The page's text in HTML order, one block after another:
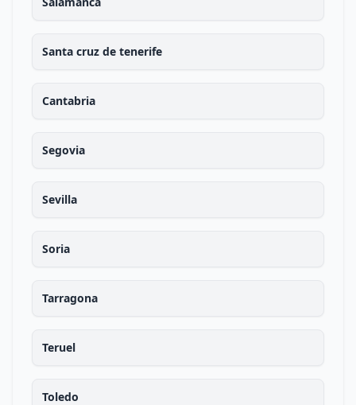
Santa cruz de tenerife
Cantabria
Segovia
Sevilla
Soria
Tarragona
Teruel
Toledo